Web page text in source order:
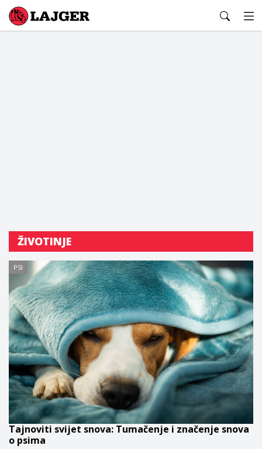
Lajger
ŽIVOTINJE
PSI
Tajnoviti svijet snova: Tumačenje i značenje snova
o psima